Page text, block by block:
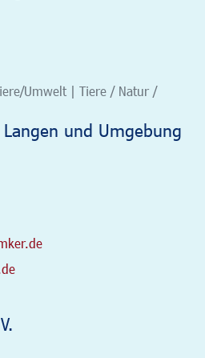
Umwelt | Tiere / Natur /
und Umgebung